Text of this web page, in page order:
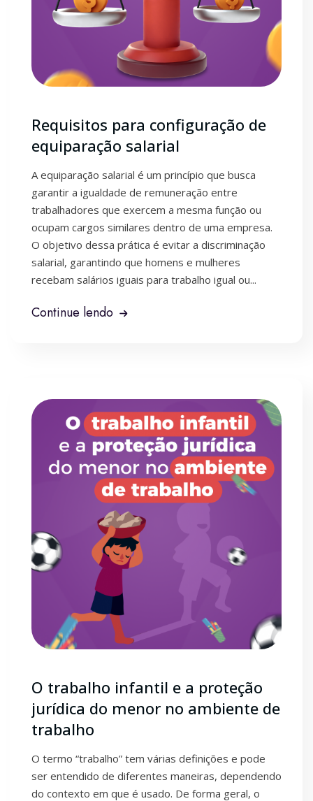
Requisitos para configuração de
equiparação salarial
A equiparação salarial é um princípio que busca
garantir a igualdade de remuneração entre
trabalhadores que exercem a mesma função ou
ocupam cargos similares dentro de uma empresa.
O objetivo dessa prática é evitar a discriminação
salarial, garantindo que homens e mulheres
recebam salários iguais para trabalho igual ou...
Continue lendo
O trabalho infantil e a proteção
jurídica do menor no ambiente de
trabalho
O termo “trabalho” tem várias definições e pode
ser entendido de diferentes maneiras, dependendo
do contexto em que é usado. De forma geral, o